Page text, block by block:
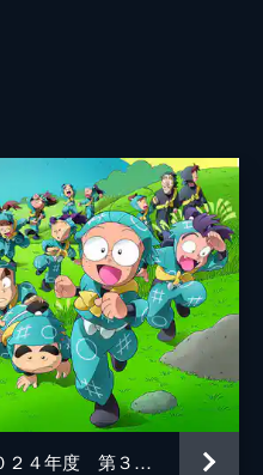
飯塚大夢
輝山立
竹本敏彰
尼子騒兵衛
玉麻尚一
アニメ 忍たま乱太郎（２０２４年度 第３２シリーズ）